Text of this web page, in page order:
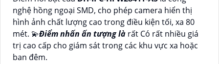
nghệ hồng ngoại SMD, cho phép camera hiển thị
hình ảnh chất lượng cao trong điều kiện tối, xa 80
mét. 💫Điểm nhấn ấn tượng là rất Có rất nhiều giá
trị cao cấp cho giám sát trong các khu vực xa hoặc
ban đêm.